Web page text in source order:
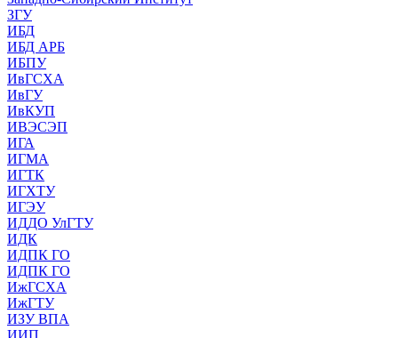
ЗГУ
ИБД
ИБД АРБ
ИБПУ
ИвГСХА
ИвГУ
ИвКУП
ИВЭСЭП
ИГА
ИГМА
ИГТК
ИГХТУ
ИГЭУ
ИДДО УлГТУ
ИДК
ИДПК ГО
ИДПК ГО
ИжГСХА
ИжГТУ
ИЗУ ВПА
ИИП